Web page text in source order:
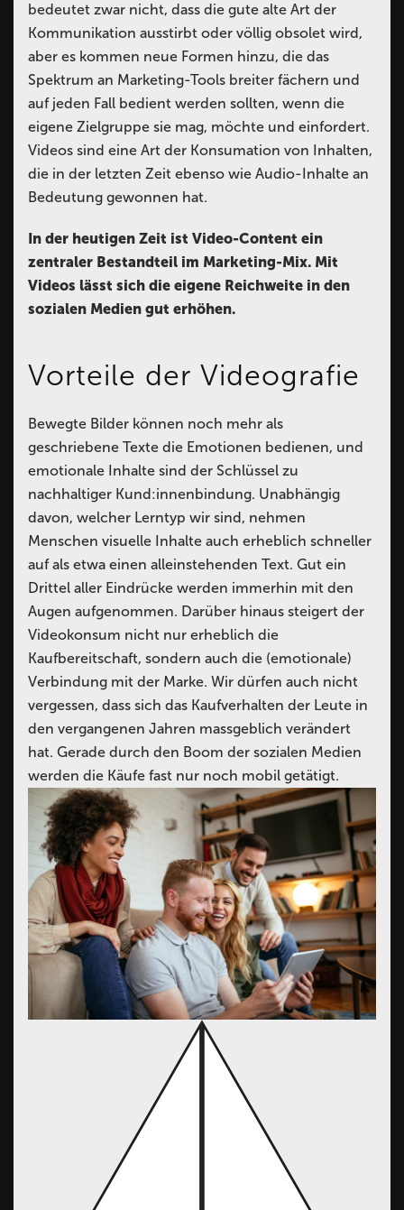
bedeutet zwar nicht, dass die gute alte Art der
Kommunikation ausstirbt oder völlig obsolet wird,
aber es kommen neue Formen hinzu, die das
Spektrum an Marketing-Tools breiter fächern und
auf jeden Fall bedient werden sollten, wenn die
eigene Zielgruppe sie mag, möchte und einfordert.
Videos sind eine Art der Konsumation von Inhalten,
die in der letzten Zeit ebenso wie Audio-Inhalte an
Bedeutung gewonnen hat.
In der heutigen Zeit ist Video-Content ein
zentraler Bestandteil im Marketing-Mix. Mit
Videos lässt sich die eigene Reichweite in den
sozialen Medien gut erhöhen.
Vorteile der Videografie
Bewegte Bilder können noch mehr als
geschriebene Texte die Emotionen bedienen, und
emotionale Inhalte sind der Schlüssel zu
nachhaltiger Kund:innenbindung. Unabhängig
davon, welcher Lerntyp wir sind, nehmen
Menschen visuelle Inhalte auch erheblich schneller
auf als etwa einen alleinstehenden Text. Gut ein
Drittel aller Eindrücke werden immerhin mit den
Augen aufgenommen. Darüber hinaus steigert der
Videokonsum nicht nur erheblich die
Kaufbereitschaft, sondern auch die (emotionale)
Verbindung mit der Marke. Wir dürfen auch nicht
vergessen, dass sich das Kaufverhalten der Leute in
den vergangenen Jahren massgeblich verändert
hat. Gerade durch den Boom der sozialen Medien
werden die Käufe fast nur noch mobil getätigt.